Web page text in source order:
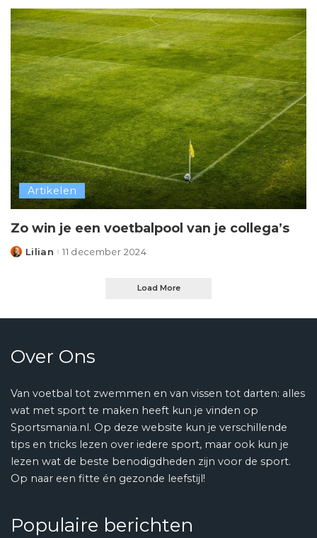
Artikelen
Zo win je een voetbalpool van je collega’s
Posted
Lilian 11 december 2024
Load More
Over Ons
Van voetbal tot zwemmen en van vissen tot darten: alles
wat met sport te maken heeft kun je vinden op
Sportsmania.nl. Op deze website kun je verschillende
tips en tricks lezen over iedere sport, maar ook kun je
lezen wat de beste benodigdheden zijn voor de sport.
Op naar een fitte én gezonde leefstijl!
Populaire berichten